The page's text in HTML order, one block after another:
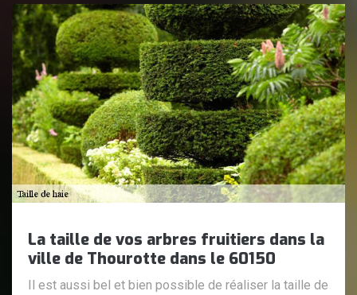
La taille de vos arbres fruitiers dans la
ville de Thourotte dans le 60150
Il est aussi bel et bien possible de réaliser la taille de